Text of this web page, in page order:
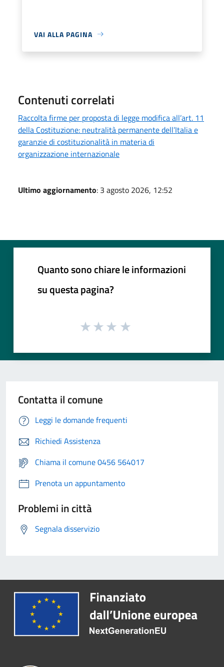
VAI ALLA PAGINA
Contenuti correlati
Raccolta firme per proposta di legge modifica all’art. 11
della Costituzione: neutralità permanente dell’Italia e
garanzie di costituzionalità in materia di
organizzazione internazionale
Ultimo aggiornamento: 3 agosto 2026, 12:52
Quanto sono chiare le informazioni
su questa pagina?
Contatta il comune
Leggi le domande frequenti
Richiedi Assistenza
Chiama il comune 0456 564017
Prenota un appuntamento
Problemi in città
Segnala disservizio